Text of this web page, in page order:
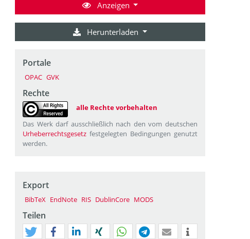
Anzeigen
Herunterladen
Portale
OPAC GVK
Rechte
alle Rechte vorbehalten
Das Werk darf ausschließlich nach den vom deutschen
Urheberrechtsgesetz festgelegten Bedingungen genutzt
werden.
Export
BibTeX EndNote RIS DublinCore MODS
Teilen